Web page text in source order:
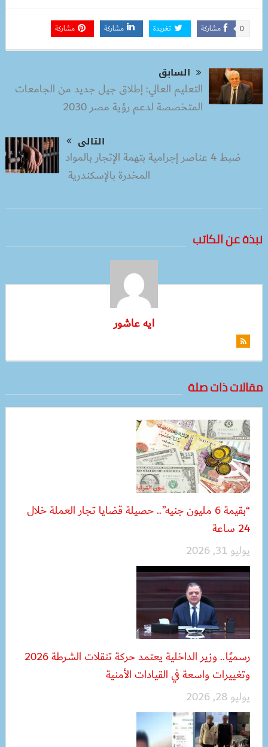
مشاركة 0 تغريدة مشاركة مشاركة
السابق
التعليم العالي: إطلاق جيل جديد من الجامعات
المتخصصة لدعم رؤية مصر 2030
التالى
ضبط 4 عناصر إجرامية بتهمة الإتجار بالمواد
المخدرة بالإسكندرية
نبذة عن الكاتب
ايه عاشور
مقالات ذات صلة
“بقيمة 6 مليون جنيه”.. حصيلة قضايا تجار العملة خلال
24 ساعة
يوليو 31, 2026
رسميًا.. وزير الداخلية يعتمد حركة تنقلات الشرطة 2026
وتغييرات واسعة في القيادات الأمنية
يوليو 28, 2026